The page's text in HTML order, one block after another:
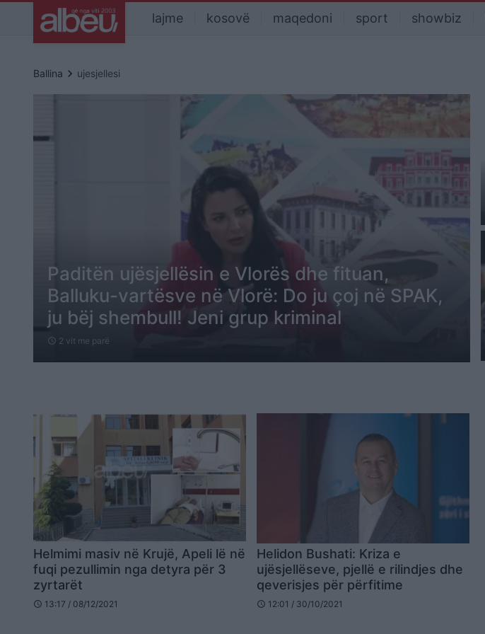
lajme kosovë maqedoni sport showbiz
Ballina keyboard_arrow_right ujesjellesi
Paditën ujësjellësin e Vlorës dhe fituan,
Balluku-vartësve në Vlorë: Do ju çoj në SPAK,
ju bëj shembull! Jeni grup kriminal
schedule 2 vit me parë
Helmimi masiv në Krujë, Apeli lë në
fuqi pezullimin nga detyra për 3
zyrtarët
schedule 13:17 / 08/12/2021
Helidon Bushati: Kriza e
ujësjellëseve, pjellë e rilindjes dhe
qeverisjes për përfitime
schedule 12:01 / 30/10/2021